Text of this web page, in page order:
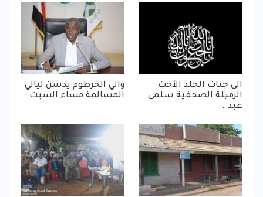
الى جنات الخلد الأخت
الزميلة الصحفية سلمى
عبد…
والي الخرطوم يدشن ليالي
المسالمة مساء السبت